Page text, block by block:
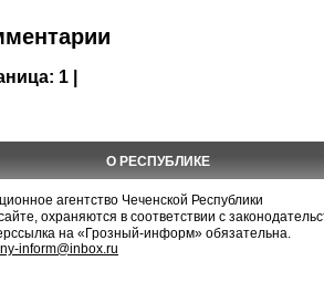
1 |
О РЕСПУБЛИКЕ
агентство Чеченской Республики
охраняются в соответствии с
на «Грозный-информ» обязательна.
inform@inbox.ru